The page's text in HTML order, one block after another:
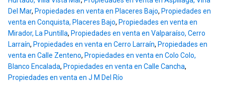
Del Mar, Propiedades en venta en Placeres Bajo, Propiedades en
venta en Conquista, Placeres Bajo, Propiedades en venta en
Mirador, La Puntilla, Propiedades en venta en Valparaíso, Cerro
Larraín, Propiedades en venta en Cerro Larraín, Propiedades en
venta en Calle Zenteno, Propiedades en venta en Colo Colo,
Blanco Encalada, Propiedades en venta en Calle Cancha,
Propiedades en venta en J M Del Río